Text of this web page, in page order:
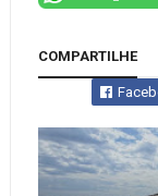
COMPARTILHE